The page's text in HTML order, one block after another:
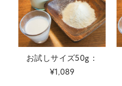
お試しサイズ50g：
¥1,089